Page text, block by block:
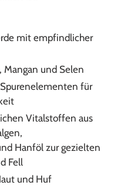
mit empfindlicher
Mangan und Selen
für
Vitalstoffen aus
Hanföl zur gezielten
Fell
und Huf